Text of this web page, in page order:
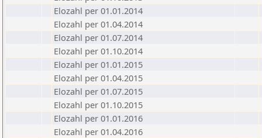
Elozahl per 01.01.2014
Elozahl per 01.04.2014
Elozahl per 01.07.2014
Elozahl per 01.10.2014
Elozahl per 01.01.2015
Elozahl per 01.04.2015
Elozahl per 01.07.2015
Elozahl per 01.10.2015
Elozahl per 01.01.2016
Elozahl per 01.04.2016